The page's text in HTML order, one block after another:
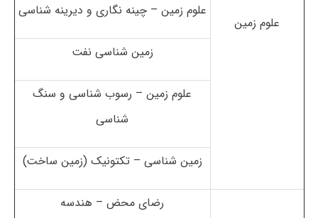
علوم زمین
علوم زمین – چینه نگاری و دیرینه شناسی
زمین شناسی نفت
علوم زمین – رسوب شناسی و سنگ
شناسی
زمین شناسی – تکتونیک (زمین ساخت)
رضای محض – هندسه